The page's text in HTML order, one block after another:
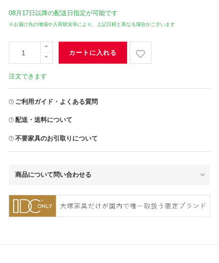
08月17日 以降の配送日指定が可能です
※お届け先の地域や入荷状況等により、上記日程と異なる場合がございます
カートに入れる
注文できます
ご利用ガイド・よくある質問
配送・送料について
不要家具のお引取りについて
商品について問い合わせる